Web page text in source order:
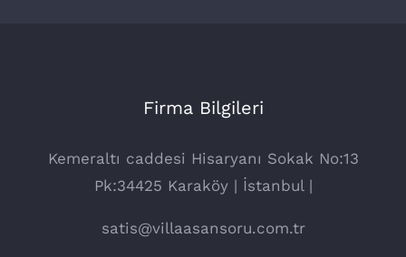
Firma Bilgileri
Kemeraltı caddesi Hisaryanı Sokak No:13
Pk:34425 Karaköy | İstanbul |
satis@villaasansoru.com.tr